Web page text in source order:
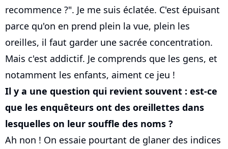
recommence ?". Je me suis éclatée. C'est épuisant
parce qu'on en prend plein la vue, plein les
oreilles, il faut garder une sacrée concentration.
Mais c'est addictif. Je comprends que les gens, et
notamment les enfants, aiment ce jeu !
Il y a une question qui revient souvent : est-ce
que les enquêteurs ont des oreillettes dans
lesquelles on leur souffle des noms ?
Ah non ! On essaie pourtant de glaner des indices